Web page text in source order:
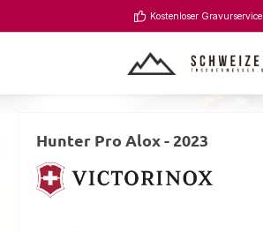
Kostenloser Gravurservice
Hunter Pro Alox - 2023